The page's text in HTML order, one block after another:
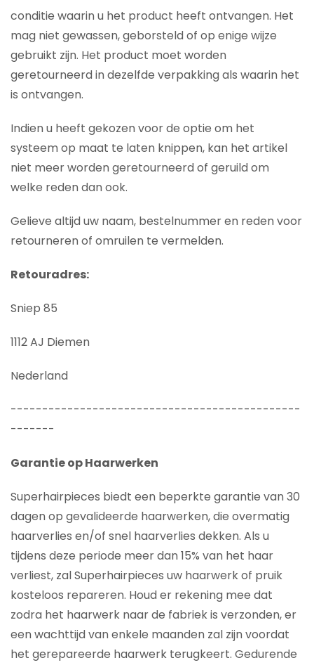
conditie waarin u het product heeft ontvangen. Het
mag niet gewassen, geborsteld of op enige wijze
gebruikt zijn. Het product moet worden
geretourneerd in dezelfde verpakking als waarin het
is ontvangen.
Indien u heeft gekozen voor de optie om het
systeem op maat te laten knippen, kan het artikel
niet meer worden geretourneerd of geruild om
welke reden dan ook.
Gelieve altijd uw naam, bestelnummer en reden voor
retourneren of omruilen te vermelden.
Retouradres:
Sniep 85
1112 AJ Diemen
Nederland
----------------------------------------------
-------
Garantie op Haarwerken
Superhairpieces biedt een beperkte garantie van 30
dagen op gevalideerde haarwerken, die overmatig
haarverlies en/of snel haarverlies dekken. Als u
tijdens deze periode meer dan 15% van het haar
verliest, zal Superhairpieces uw haarwerk of pruik
kosteloos repareren. Houd er rekening mee dat
zodra het haarwerk naar de fabriek is verzonden, er
een wachttijd van enkele maanden zal zijn voordat
het gerepareerde haarwerk terugkeert. Gedurende